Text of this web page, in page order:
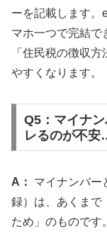
ーを記載します。
マホ一つで完結で
「住民税の徴収
やすくなります。
Q5：マイナ
レるのが不安
A：
マイナンバー
録）は、あくまで
ため」のものです